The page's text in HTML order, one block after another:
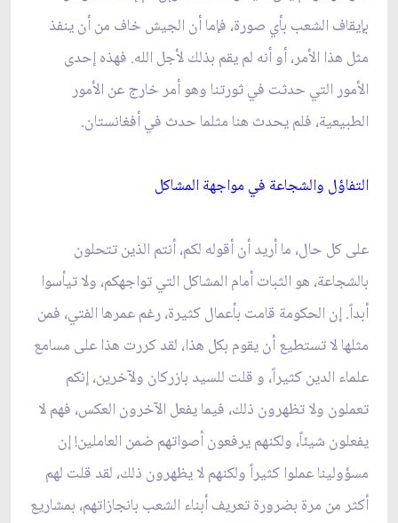
بإيقاف الشعب بأي صورة، فإما أن الجيش خاف من أن ينفذ
مثل هذا الأمر، أو أنه لم يقم بذلك لأجل الله. فهذه إحدى
الأمور التي حدثت في ثورتنا وهو أمر خارج عن الأمور
الطبيعية، فلم يحدث هنا مثلما حدث في أفغانستان.
التفاؤل والشجاعة في مواجهة المشاكل‏
على كل حال، ما أريد أن أقوله لكم، أنتم الذين تتحلون
بالشجاعة، هو الثبات أمام المشاكل التي تواجهكم، ولا تيأسوا
أبداً. إن الحكومة قامت بأعمال كثيرة، رغم عمرها الفتي، فمن
مثلها لا تستطيع أن يقوم بكل هذا، لقد كررت هذا على مسامع
علماء الدين كثيراً، و قلت للسيد بازركان ولآخرين، إنكم
تعملون ولا تظهرون ذلك، فيما يفعل الآخرون العكس، فهم لا
يفعلون شيئاً، ولكنهم يرفعون أصواتهم ضمن العاملين! إن
مسؤولينا عملوا كثيراً ولكنهم لا يظهرون ذلك، لقد قلت لهم
أكثر من مرة بضرورة تعريف أبناء الشعب بانجازاتهم، بمشاريع